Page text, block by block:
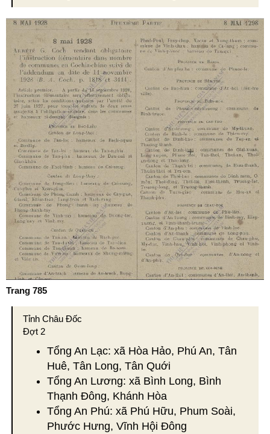
Trang 785
Tỉnh Châu Đốc
Đợt 2
Tổng An Lạc: xã Hòa Hảo, Phú An, Tân
Huê, Tân Long, Tân Quới
Tổng An Lương: xã Bình Long, Bình
Thạnh Đông, Khánh Hòa
Tổng An Phú: xã Phú Hữu, Phum Soài,
Phước Hưng, Vĩnh Hội Đông